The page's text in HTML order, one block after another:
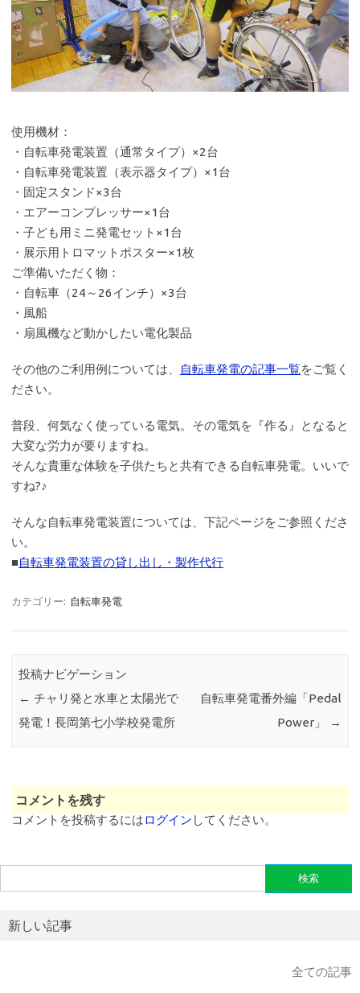
使用機材：
・自転車発電装置（通常タイプ）×2台
・自転車発電装置（表示器タイプ）×1台
・固定スタンド×3台
・エアーコンプレッサー×1台
・子ども用ミニ発電セット×1台
・展示用トロマットポスター×1枚
ご準備いただく物：
・自転車（24～26インチ）×3台
・風船
・扇風機など動かしたい電化製品
その他のご利用例については、 自転車発電の記事一覧をご覧く
ださい。
普段、何気なく使っている電気。その電気を『作る』となると
大変な労力が要りますね。
そんな貴重な体験を子供たちと共有できる自転車発電。いいで
すね?♪
そんな自転車発電装置については、下記ページをご参照くださ
い。
■自転車発電装置の貸し出し・製作代行
カテゴリー: 自転車発電
投稿ナビゲーション
← チャリ発と水車と太陽光で
発電！長岡第七小学校発電所
自転車発電番外編「Pedal
Power」
→
コメントを残す
コメントを投稿するにはログイン してください。
索:
新しい記事
全ての記事